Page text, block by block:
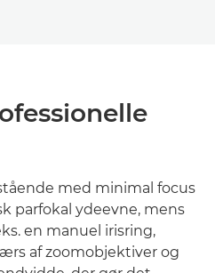
med minimal focus
parfokal ydeevne, mens
en manuel irisring,
af zoomobjektiver og